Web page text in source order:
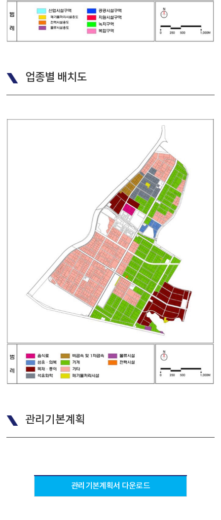
업종별 배치도
관리기본계획
관리기본계획서 다운로드